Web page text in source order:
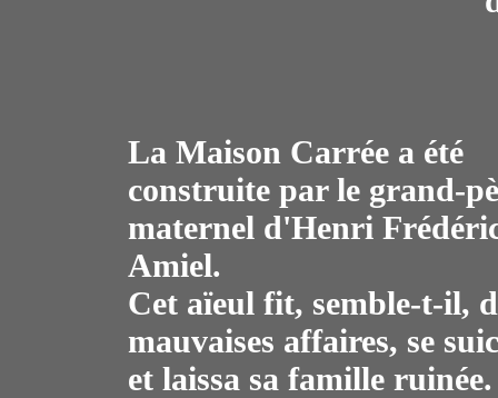
La Maison Carrée a été
construite par le grand-
maternel d'Henri
Amiel.
Cet aïeul fit, semble-t-il,
mauvaises affaires, se
et laissa sa famille ruinée.